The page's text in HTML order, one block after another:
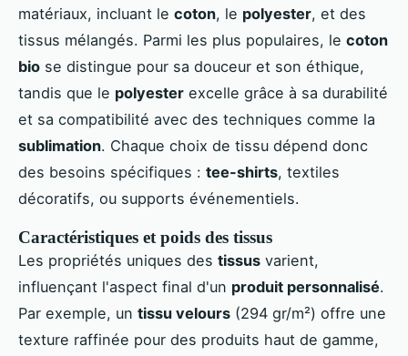
matériaux, incluant le coton, le polyester, et des
tissus mélangés. Parmi les plus populaires, le coton
bio se distingue pour sa douceur et son éthique,
tandis que le polyester excelle grâce à sa durabilité
et sa compatibilité avec des techniques comme la
sublimation. Chaque choix de tissu dépend donc
des besoins spécifiques : tee-shirts, textiles
décoratifs, ou supports événementiels.
Caractéristiques et poids des tissus
Les propriétés uniques des tissus varient,
influençant l'aspect final d'un produit personnalisé.
Par exemple, un tissu velours (294 gr/m²) offre une
texture raffinée pour des produits haut de gamme,